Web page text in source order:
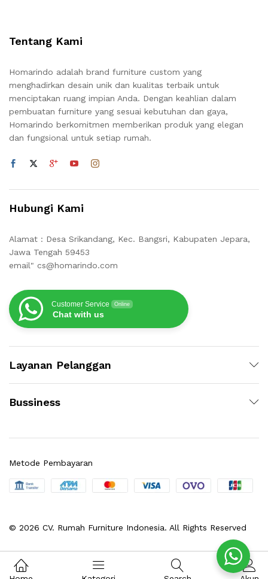
Tentang Kami
Homarindo adalah brand furniture custom yang
menghadirkan desain unik dan kualitas terbaik untuk
menciptakan ruang impian Anda. Dengan keahlian dalam
pembuatan furniture yang sesuai kebutuhan dan gaya,
Homarindo berkomitmen memberikan produk yang elegan
dan fungsional untuk setiap rumah.
Hubungi Kami
Alamat : Desa Srikandang, Kec. Bangsri, Kabupaten Jepara,
Jawa Tengah 59453
email" cs@homarindo.com
Customer Service Online
Chat with us
Layanan Pelanggan
Bussiness
© 2026 CV. Rumah Furniture Indonesia. All Rights Reserved
Metode Pembayaran